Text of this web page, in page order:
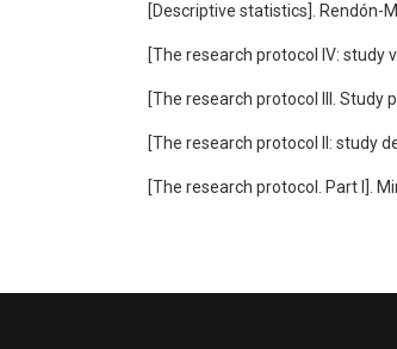
[Descriptive statistics]. Rendón-
[The research protocol IV: study
[The research protocol III. Study
[The research protocol II: study
[The research protocol. Part I].